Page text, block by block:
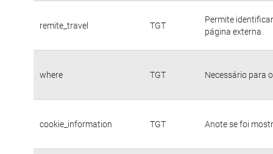
remite_travel TGT
Permite
página externa.
where TGT Necessário para
cookie_information TGT Anote se foi